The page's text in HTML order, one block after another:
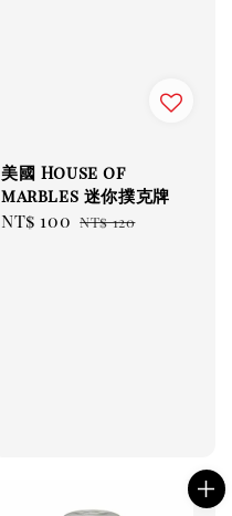
美國 House of
marbles 迷你撲克牌
Sale
NT$ 100 Regular
NT$ 120